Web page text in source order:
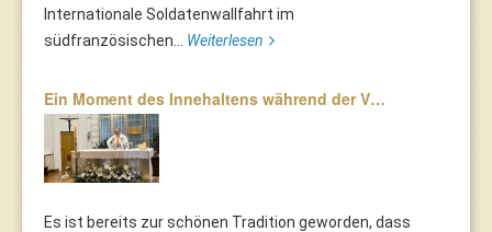
Internationale Soldatenwallfahrt im
südfranzösischen... Weiterlesen
Ein Moment des Innehaltens während der V…
Es ist bereits zur schönen Tradition geworden, dass